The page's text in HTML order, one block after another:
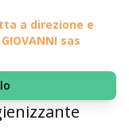
a direzione e
sas